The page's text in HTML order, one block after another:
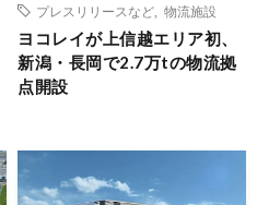
プレスリリースなど
物流施設
ヨコレイが上信越エリア初、
新潟・長岡で2.7万tの物流拠
点開設